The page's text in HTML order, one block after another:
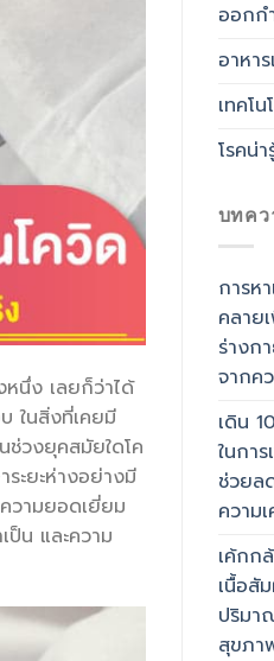
หนึ่ง เลยก็ว่าได้
ในสิ่งที่เคยมี
ช่วงยุคสมัยใดโค
ระยะห่างอย่างมี
วามยอดเยี่ยม
น และความ
ออกก
อาหา
เทคโ
โรคน่า
บทค
การห
คลาย
ร่างก
จากค
เดิน
ในกา
ช่วยล
ความ
เค้กก
เนื้อสั
ปริมา
สุขภา